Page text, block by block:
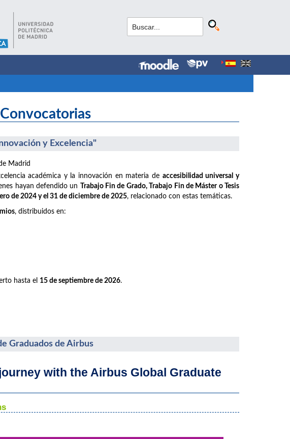
y Excelencia"
Madrid
académica y la innovación en materia de accesibilidad universal y
hayan defendido un Trabajo Fin de Grado, Trabajo Fin de Máster o Tesis
de 2024 y el 31 de diciembre de 2025, relacionado con estas temáticas.
, distribuidos en:
hasta el 15 de septiembre de 2026.
Graduados de Airbus
with the Airbus Global Graduate